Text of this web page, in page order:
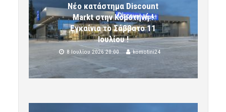
Νέο κατάστημα Discount
Markt στην Κομοτηνή !
Εγκαίνια το Σάββατο 11
Ιουλίου !
8 Ιουλίου 2026 20:00 komotini24